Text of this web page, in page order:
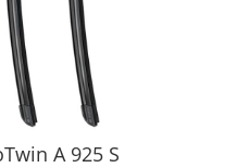
A 925 S